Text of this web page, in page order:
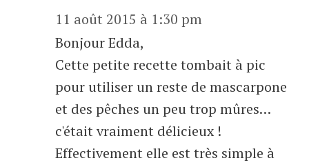
11 août 2015 à 1:30 pm
Bonjour Edda,
Cette petite recette tombait à pic
pour utiliser un reste de mascarpone
et des pêches un peu trop mûres…
c'était vraiment délicieux !
Effectivement elle est très simple à